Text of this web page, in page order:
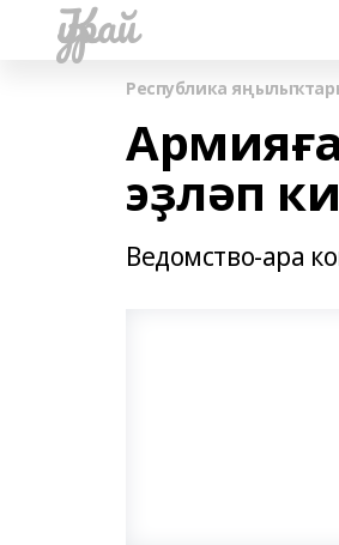
Ҡурай
Республика
эҙләп
Ведомство-ара